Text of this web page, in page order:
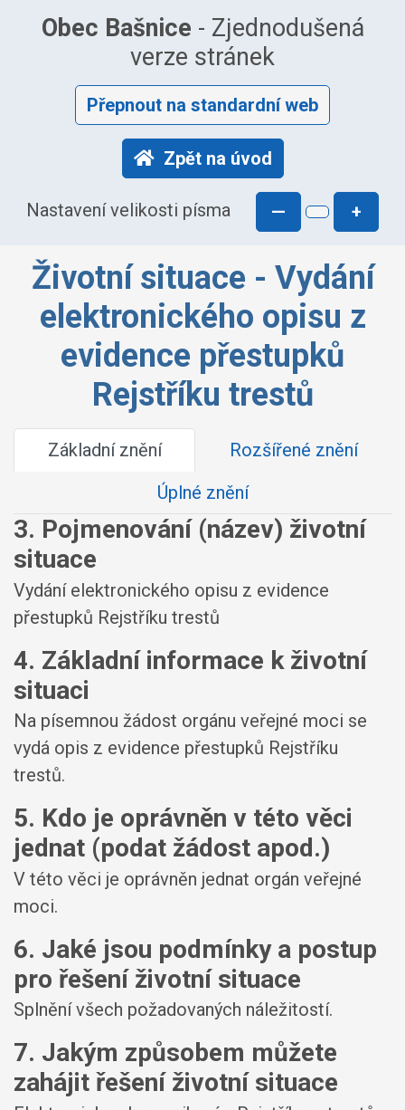
Obec Bašnice - Zjednodušená
verze stránek
Přepnout na standardní web
Zpět na úvod
Nastavení velikosti písma — +
Životní situace - Vydání
elektronického opisu z
evidence přestupků
Rejstříku trestů
Základní znění
Rozšířené znění
Úplné znění
3. Pojmenování (název) životní
situace
Vydání elektronického opisu z evidence
přestupků Rejstříku trestů
4. Základní informace k životní
situaci
Na písemnou žádost orgánu veřejné moci se
vydá opis z evidence přestupků Rejstříku
trestů.
5. Kdo je oprávněn v této věci
jednat (podat žádost apod.)
V této věci je oprávněn jednat orgán veřejné
moci.
6. Jaké jsou podmínky a postup
pro řešení životní situace
Splnění všech požadovaných náležitostí.
7. Jakým způsobem můžete
zahájit řešení životní situace